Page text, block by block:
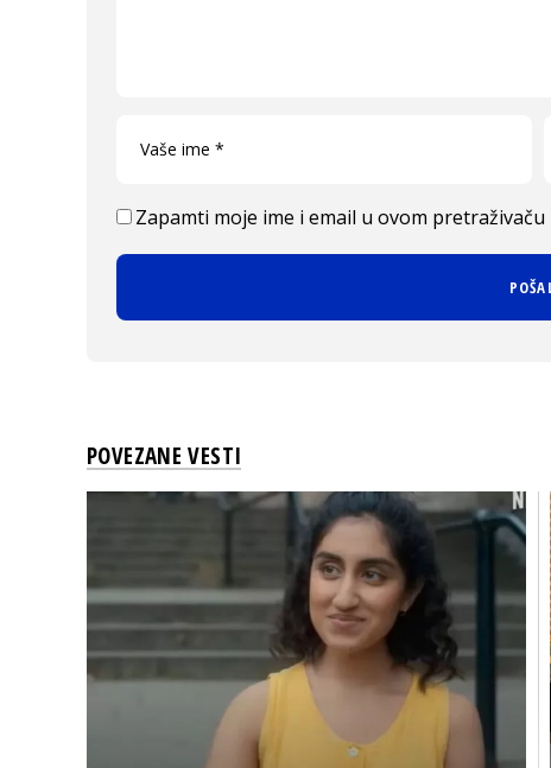
Zapamti moje ime i email u ovom
POVEZANE VESTI